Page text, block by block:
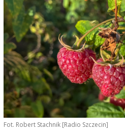
Fot. Robert Stachnik [Radio Szczecin]